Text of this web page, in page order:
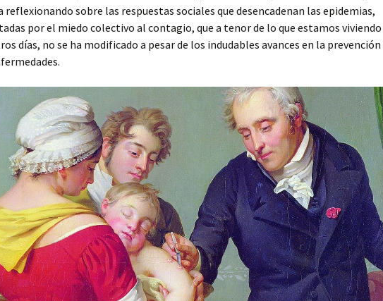
sobre las respuestas sociales que desencadenan las epidemias,
por el miedo colectivo al contagio, que a tenor de lo que estamos viviendo
días, no se ha modificado a pesar de los indudables avances en la prevención